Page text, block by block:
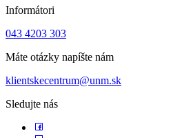
Informátori
043 4203 303
Máte otázky napíšte nám
klientskecentrum@unm.sk
Sledujte nás